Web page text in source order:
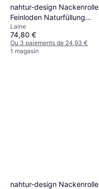
nahtur-design Nackenrolle
Feinloden Naturfüllung
Oreiller cervical Naturel,
Rouge
Laine
74,80 €
Ou 3 paiements de 24,93 €
1 magasin
nahtur-design Nackenrolle